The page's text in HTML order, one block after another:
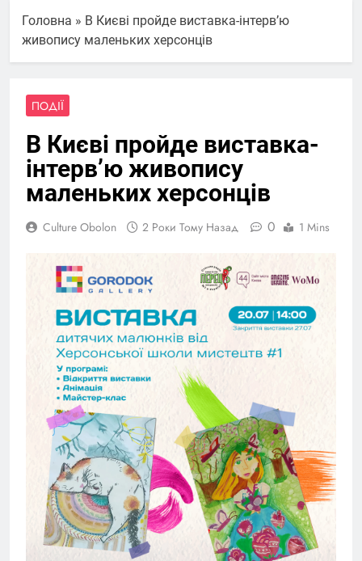
Головна » В Києві пройде виставка-інтерв’ю
живопису маленьких херсонців
ПОДІЇ
В Києві пройде виставка-
інтерв’ю живопису
маленьких херсонців
Culture Obolon 2 Роки Тому Назад 0 1 Mins